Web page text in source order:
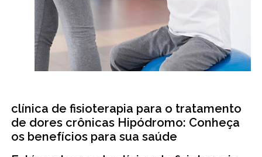
clínica de fisioterapia para o tratamento
de dores crônicas Hipódromo: Conheça
os benefícios para sua saúde